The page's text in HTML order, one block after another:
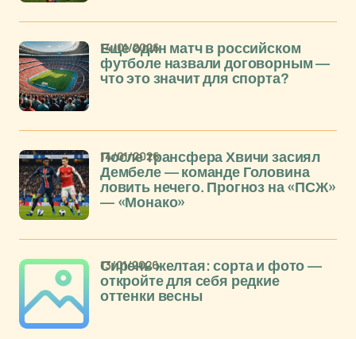
Еще один матч в российском
футболе назвали договорным —
что это значит для спорта?
14/01/2026
После трансфера Хвичи засиял
Дембеле — команде Головина
ловить нечего. Прогноз на «ПСЖ»
— «Монако»
14/01/2026
Сирень желтая: сорта и фото —
откройте для себя редкие
оттенки весны
13/01/2026